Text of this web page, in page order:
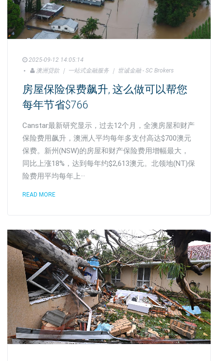
2025-09-12 14:05:14
澳洲贷款 ｜ 一站式金融服务 ｜ 世诚金融 - SC Brokers
房屋保险保费飙升, 这么做可以帮您
每年节省$766
Canstar最新研究显示，过去12个月，全澳房屋和财产
保险费用飙升，澳洲人平均每年多支付高达$700澳元
保费。新州(NSW)的房屋和财产保险费用增幅最大，
同比上涨18%，达到每年约$2,613澳元。北领地(NT)保
险费用平均每年上···
READ MORE